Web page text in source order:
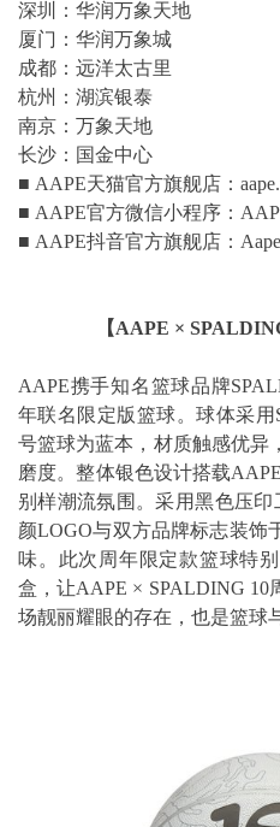
深圳：华润万象天地
厦门：华润万象城
成都：远洋太古里
杭州：湖滨银泰
南京：万象天地
长沙：国金中心
■ AAPE天猫官方旗舰店：
■ AAPE官方微信小程序：
■ AAPE抖音官方旗舰店：
【AAPE ×
AAPE携手知名篮球品牌
年联名限定版篮球。球体采
号篮球为蓝本，材质触感优异
磨度。整体银色设计搭载
别样潮流氛围。采用黑色压印
颜LOGO与双方品牌标志装饰
味。此次周年限定款篮球特
盒，让AAPE × SPALDING
场靓丽耀眼的存在，也是篮球